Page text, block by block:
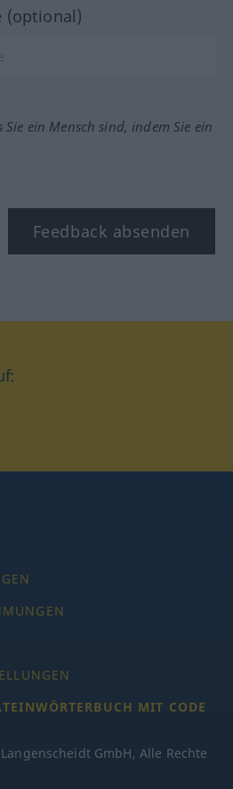
(optional)
ein Mensch sind, indem Sie ein
Feedback absenden
MIT CODE
GmbH, Alle Rechte